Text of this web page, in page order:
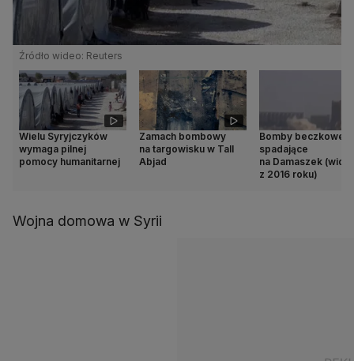
Źródło wideo: Reuters
Wielu Syryjczyków
wymaga pilnej
pomocy humanitarnej
Zamach bombowy
na targowisku w Tall
Abjad
Bomby beczkowe
spadające
na Damaszek
z 2016 roku)
Wojna domowa w Syrii